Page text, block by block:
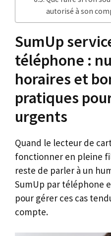
autorisé à son
SumUp
téléphone :
horaires et
pratiques
urgents
Quand le lecteur de
fonctionner en pleine
reste de parler à un
SumUp par téléphone
pour gérer ces cas
compte.